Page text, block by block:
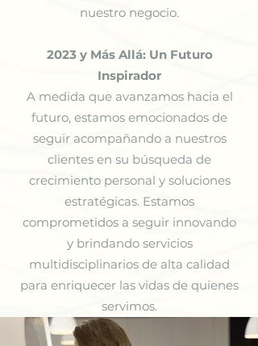
nuestro negocio.
2023 y Más Allá: Un Futuro
Inspirador
A medida que avanzamos hacia el
futuro, estamos emocionados de
seguir acompañando a nuestros
clientes en su búsqueda de
crecimiento personal y soluciones
estratégicas. Estamos
comprometidos a seguir innovando
y brindando servicios
multidisciplinarios de alta calidad
para enriquecer las vidas de quienes
servimos.